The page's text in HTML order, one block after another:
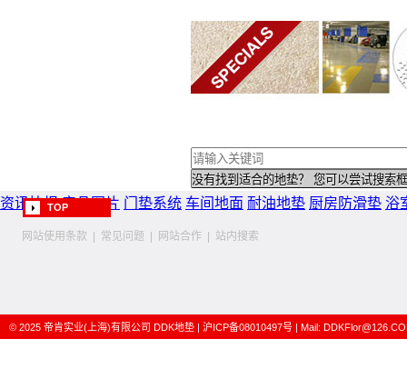
网站使用条款 常见问题 网站合作 站内搜索
© 2025 帝肯实业(上海)有限公司 DDK地垫 | 沪ICP备08010497号 | Mail:
TOP
资讯快报 产品图片 门垫系统 车间地面 耐油地垫 厨房防滑垫 浴